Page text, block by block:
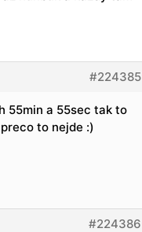
#224385
55min a 55sec tak to
to nejde :)
#224386